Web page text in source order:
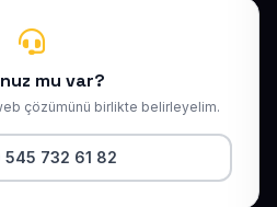
mu var?
çözümünü birlikte belirleyelim.
545 732 61 82